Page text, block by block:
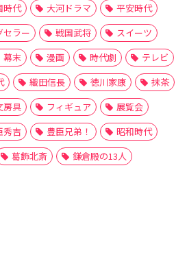
時代 大河ドラマ
平安時代
セラー 戦国武将
スイーツ
幕末 漫画 時代劇
テレビ
織田信長 徳川家康
抹茶
房具 フィギュア
展覧会
秀吉 豊臣兄弟！
昭和時代
葛飾北斎 鎌倉殿の13人